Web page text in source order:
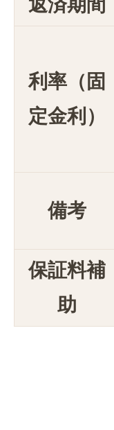
返済期間
利率（固
定金利）
備考
保証料補
助